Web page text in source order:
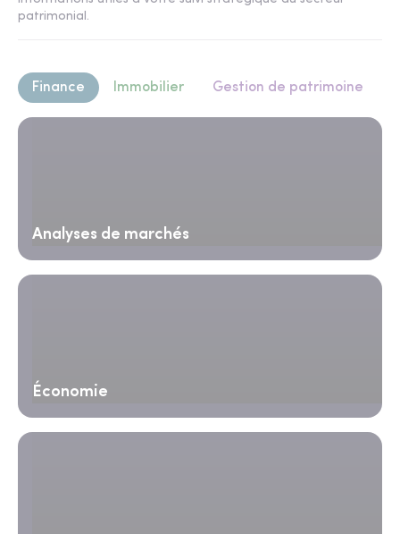
patrimonial.
Finance Immobilier Gestion de patrimoine
Analyses de marchés
Économie